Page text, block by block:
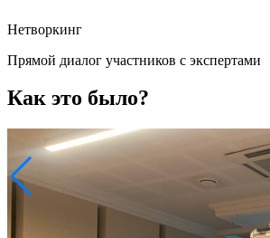
Нетворкинг
Прямой диалог участников с экспертами
Как это было?